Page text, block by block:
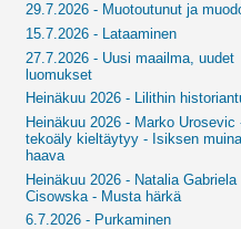
29.7.2026 - Muotoutunut ja
15.7.2026 - Lataaminen
27.7.2026 - Uusi maailma, uudet
luomukset
Heinäkuu 2026 - Lilithin
Heinäkuu 2026 - Marko Urosevic
tekoäly kieltäytyy - Isiksen
haava
Heinäkuu 2026 - Natalia Gabriela
Cisowska - Musta härkä
6.7.2026 - Purkaminen